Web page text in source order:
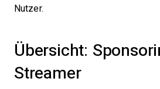
Nutzer.
Übersicht:
Streamer